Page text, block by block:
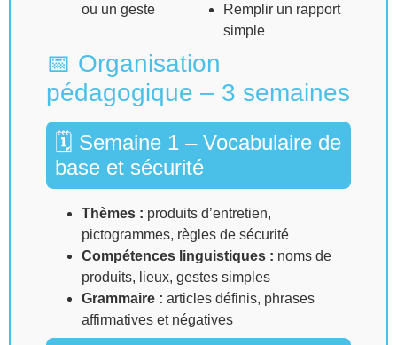
ou un geste
Remplir un rapport
simple
📅 Organisation
pédagogique – 3 semaines
🗓 Semaine 1 – Vocabulaire de
base et sécurité
Thèmes : produits d’entretien,
pictogrammes, règles de sécurité
Compétences linguistiques : noms de
produits, lieux, gestes simples
Grammaire : articles définis, phrases
affirmatives et négatives